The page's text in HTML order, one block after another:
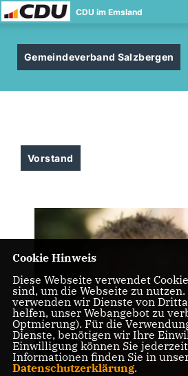
CDU im Emsland
Gemeindeverband Salzbergen
Vorstand
Cookie Hinweis
Diese Webseite verwendet
sind, um die Webseite zu
verwenden wir Dienste von
helfen, unser Webangebot zu
Optmierung). Für die
Dienste, benötigen wir Ihre
Einwilligung können Sie
Informationen finden Sie in
Datenschutzerklärung.